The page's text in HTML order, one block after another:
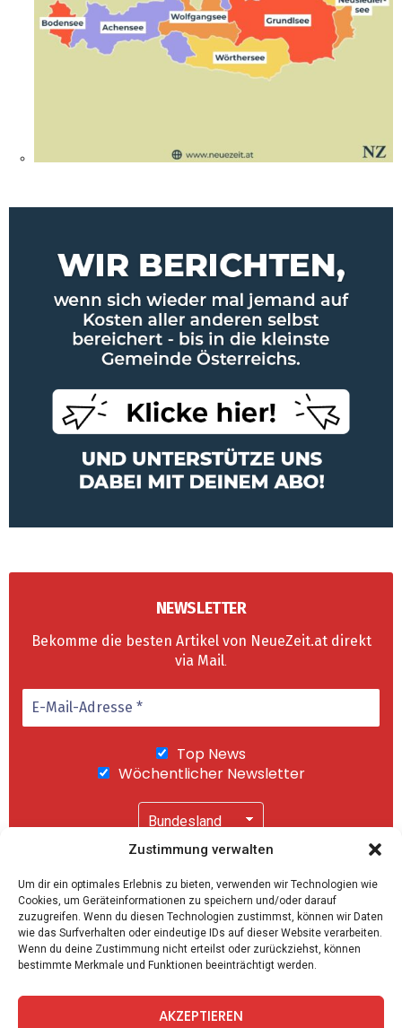
Zustimmung verwalten
Um dir ein optimales Erlebnis zu bieten, verwenden wir Technologien wie
Cookies, um Geräteinformationen zu speichern und/oder darauf
zuzugreifen. Wenn du diesen Technologien zustimmst, können wir Daten
wie das Surfverhalten oder eindeutige IDs auf dieser Website verarbeiten.
Wenn du deine Zustimmung nicht erteilst oder zurückziehst, können
bestimmte Merkmale und Funktionen beeinträchtigt werden.
AKZEPTIEREN
NEWSLETTER
Bekomme die besten Artikel von NeueZeit.at direkt
via Mail.
Top News
Wöchentlicher Newsletter
"Abonnieren" akzeptierst Du unsere
Datenschutzerklärung.